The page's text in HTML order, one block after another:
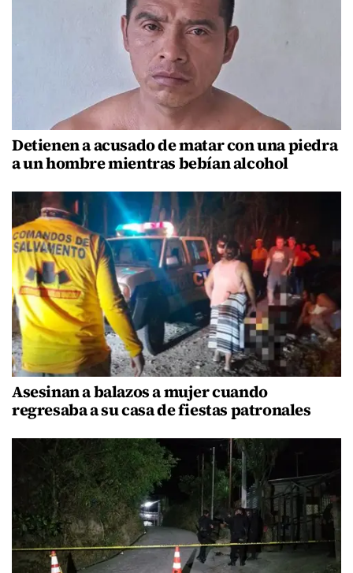
Detienen a acusado de matar con una piedra
a un hombre mientras bebían alcohol
Asesinan a balazos a mujer cuando
regresaba a su casa de fiestas patronales